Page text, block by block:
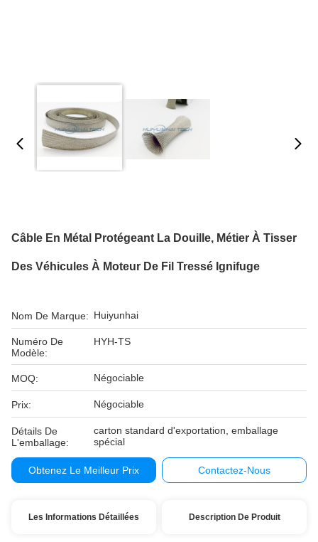
Câble En Métal Protégeant La Douille, Métier À Tisser
Des Véhicules À Moteur De Fil Tressé Ignifuge
Nom De Marque: Huiyunhai
Numéro De
Modèle:
HYH-TS
MOQ: Négociable
Prix: Négociable
Détails De
L'emballage:
carton standard d'exportation, emballage
spécial
Obtenez Le Meilleur Prix Contactez-Nous
Les Informations Détaillées Description De Produit